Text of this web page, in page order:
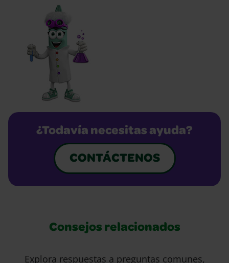
¿Todavía necesitas ayuda?
CONTÁCTENOS
Consejos relacionados
Explora respuestas a preguntas comunes,